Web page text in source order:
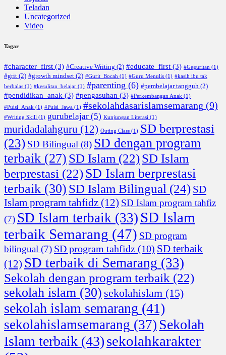
Teladan
Uncategorized
Video
Tagar
#character_first (3) #Creative Writing (2) #educate_first (3) #Geguritan (1)
#grit (2) #growth mindset (2) #Gurit_Bocah (1) #Guru Menulis (1) #kasih ibu tak
berbalas (1) #kesulitan_belajar (1) #parenting (6) #pembelajar tangguh (2)
#pendidikan_anak (3) #pengasuhan (3) #Perkembangan Anak (1)
#Puisi_Anak (1) #Puisi_Jawa (1) #sekolahdasarislamsemarang (9)
#Writing Skill (1) gurubelajar (5) Kunjungan Literasi (1)
muridadalahguru (12) Outing Class (1) SD berprestasi
(23) SD Bilingual (8) SD dengan program
terbaik (27) SD Islam (22)SD Islam
berprestasi (22)SD Islam berprestasi
terbaik (30) SD Islam Bilingual (24) SD
Islam program tahfidz (12) SD Islam program tahfiz
(7) SD Islam terbaik (33) SD Islam
terbaik Semarang (47) SD program
bilingual (7) SD program tahfidz (10) SD terbaik
(12) SD terbaik di Semarang (33)
Sekolah dengan program terbaik (22)
sekolah islam (30) sekolahislam (15)
sekolah islam semarang (41)
sekolahislamsemarang (37) Sekolah
Islam terbaik (43)sekolahkarakter